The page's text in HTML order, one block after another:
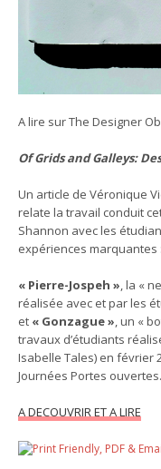
A lire sur The Designer
Of Grids and Galleys:
Un article de Véronique
relate la travail conduit
Shannon avec les
expériences marquantes :
« Pierre-Jospeh » , la «
réalisée avec et par les
et « Gonzague » , un «
travaux d’étudiants
Isabelle Tales) en février
Journées Portes ouvertes.
A DECOUVRIR ET A LIRE